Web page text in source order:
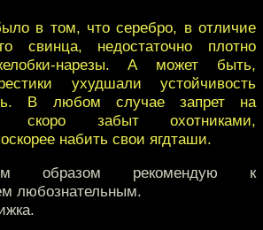
в том, что серебро, в отличие
свинца, недостаточно плотно
нарезы. А может быть,
ухудшали устойчивость
В любом случае запрет на
скоро забыт охотниками,
набить свои ягдташи.
образом рекомендую к
любознательным.